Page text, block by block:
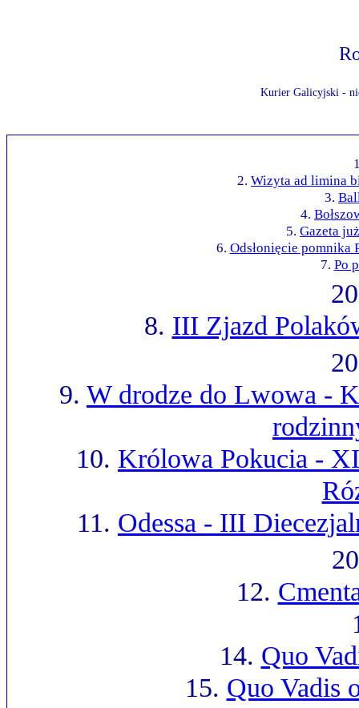
Kurier Galicyjski -
2. Wizyta ad limina
3.
4.
5. Gazeta
6. Odsłonięcie pomnika
7. Po
8. III Zjazd
9. W drodze do Lwowa -
10. Królowa Pokucia -
11. Odessa - III
12.
14. Quo
15. Quo Vadis